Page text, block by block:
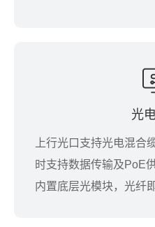
光
上行光口支持光电混合
时支持数据传输及PoE
内置底层光模块，光纤